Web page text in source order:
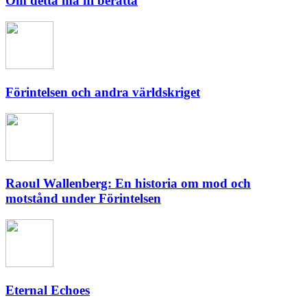
Förintelsen och andra världskriget
Raoul Wallenberg: En historia om mod och
motstånd under Förintelsen
Eternal Echoes